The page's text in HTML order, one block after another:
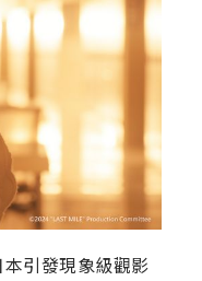
本引發現象級觀影